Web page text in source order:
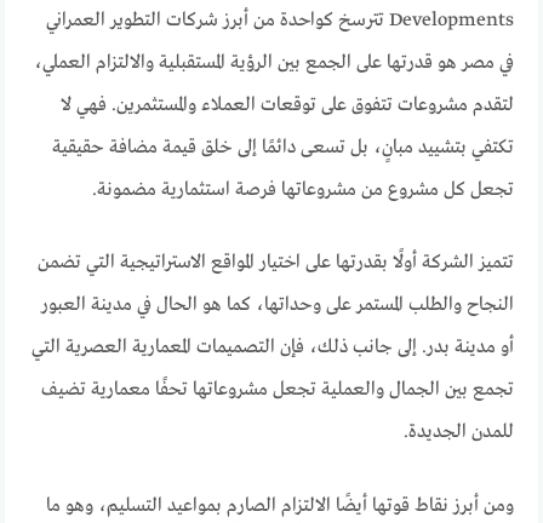
Developments تترسخ كواحدة من أبرز شركات التطوير العمراني
في مصر هو قدرتها على الجمع بين الرؤية المستقبلية والالتزام العملي،
لتقدم مشروعات تتفوق على توقعات العملاء والمستثمرين. فهي لا
تكتفي بتشييد مبانٍ، بل تسعى دائمًا إلى خلق قيمة مضافة حقيقية
تجعل كل مشروع من مشروعاتها فرصة استثمارية مضمونة.
تتميز الشركة أولًا بقدرتها على اختيار المواقع الاستراتيجية التي تضمن
النجاح والطلب المستمر على وحداتها، كما هو الحال في مدينة العبور
أو مدينة بدر. إلى جانب ذلك، فإن التصميمات المعمارية العصرية التي
تجمع بين الجمال والعملية تجعل مشروعاتها تحفًا معمارية تضيف
للمدن الجديدة.
ومن أبرز نقاط قوتها أيضًا الالتزام الصارم بمواعيد التسليم، وهو ما